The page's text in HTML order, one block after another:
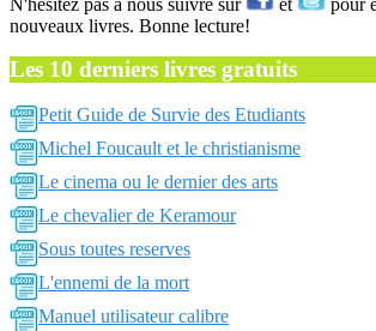
N'hésitez pas a nous suivre sur et
pour
nouveaux livres. Bonne lecture!
Les 10 derniers livres gratuits
Petit Guide de Survie des Etudiants
Michel Foucault et le christianisme
Le cinema ou le dernier des arts
Le chevalier de Keramour
Sous toutes reserves
L'ennemi de la mort
Manuel utilisateur calibre